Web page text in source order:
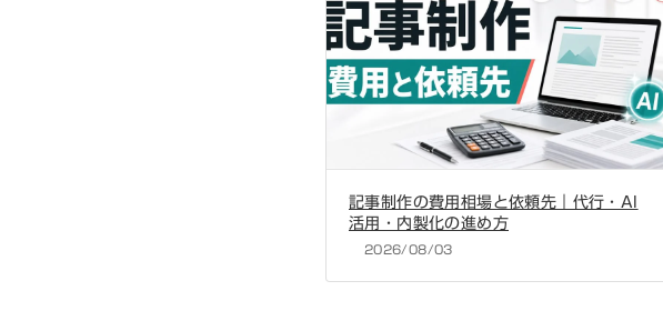
記事制作の費用相場と依頼先｜代行・AI
活用・内製化の進め方
2026/08/03